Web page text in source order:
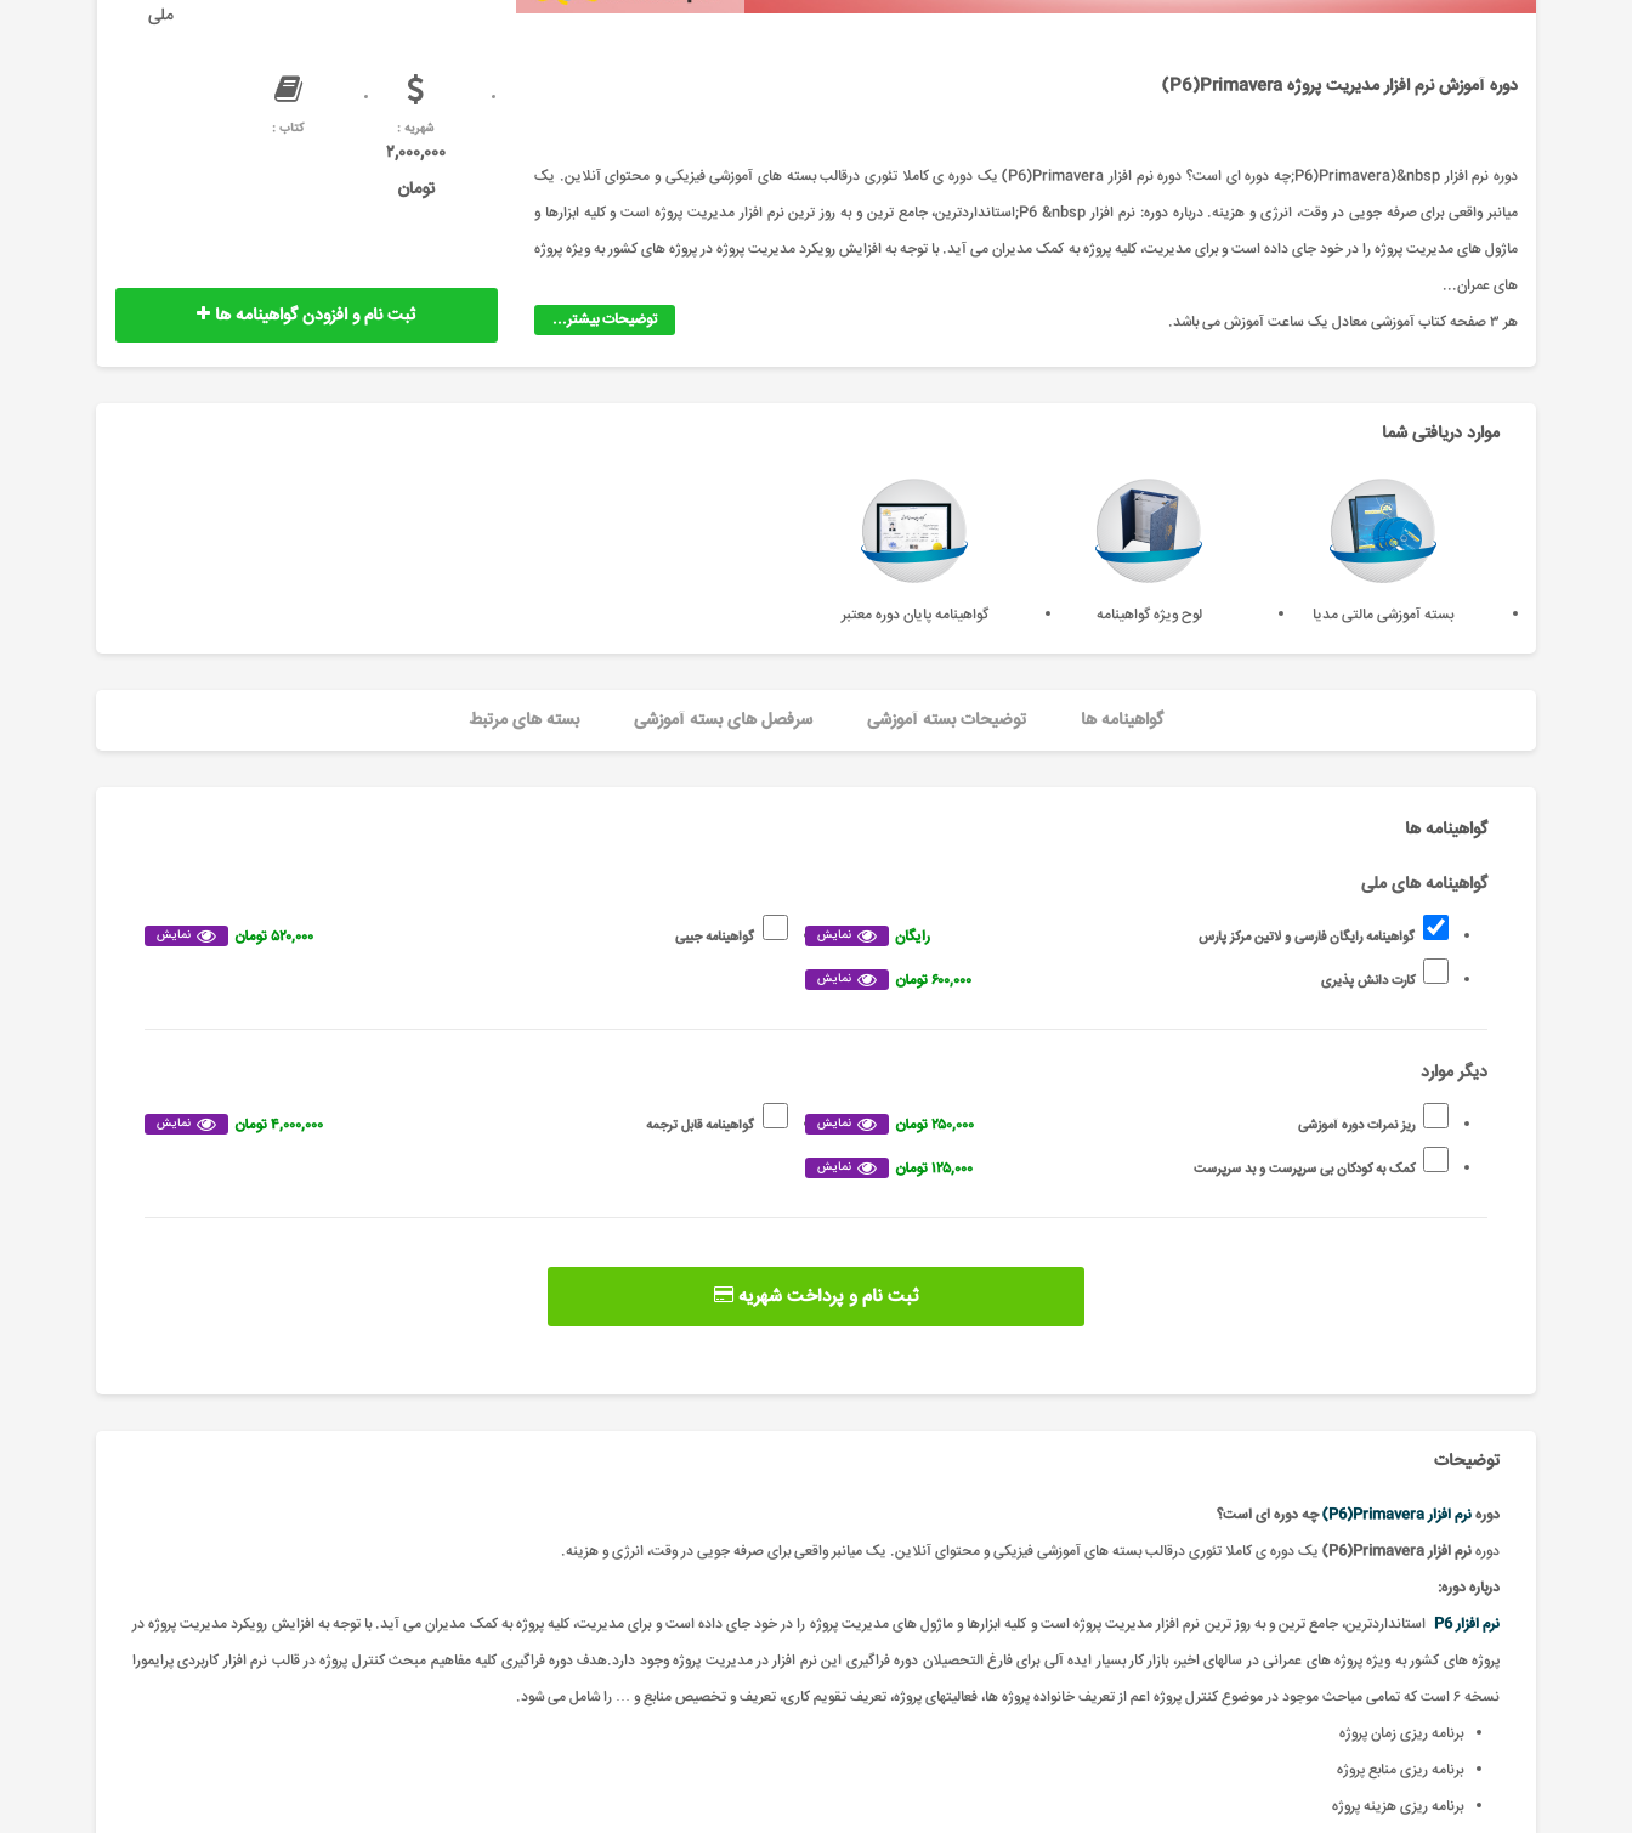
دوره آموزش نرم افزار مدیریت پروژه P6)Primavera)
دوره نرم افزار P6)Primavera)&nbsp;چه دوره ای است؟ دوره نرم افزار P6)Primavera) یک دوره ی کاملا تئوری درقالب بسته های آموزشی فیزیکی و محتوای آنلاین. یک
میانبر واقعی برای صرفه جویی در وقت، انرژی و هزینه. درباره دوره: نرم افزار P6 &nbsp;استانداردترین، جامع ترین و به روز ترین نرم افزار مدیریت پروژه است و کلیه ابزارها و
ماژول های مدیریت پروژه را در خود جای داده است و برای مدیریت، کلیه پروژه به کمک مدیران می آید. با توجه به افزایش رویکرد مدیریت پروژه در پروژه های کشور به ویژه پروژه
های عمران...
توضیحات بیشتر...
هر ۳ صفحه کتاب آموزشی معادل یک ساعت آموزش می باشد.
ملی
شهریه :
۲,۰۰۰,۰۰۰
تومان
کتاب :
ثبت نام و افزودن گواهینامه ها
موارد دریافتی شما
بسته آموزشی مالتی مدیا لوح ویژه گواهینامه گواهینامه پایان دوره معتبر
گواهینامه ها توضیحات بسته آموزشی سرفصل های بسته آموزشی بسته های مرتبط
گواهینامه ها
گواهینامه های ملی
گواهینامه رایگان فارسی و لاتین مرکز پارس نمایش رایگان
کارت دانش پذیری نمایش ۶۰۰,۰۰۰ تومان
گواهینامه جیبی نمایش ۵۲۰,۰۰۰ تومان
دیگر موارد
ریز نمرات دوره آموزشی نمایش ۲۵۰,۰۰۰ تومان
کمک به کودکان بی سرپرست و بد سرپرست نمایش ۱۲۵,۰۰۰ تومان
گواهینامه قابل ترجمه نمایش ۴,۰۰۰,۰۰۰ تومان
ثبت نام و پرداخت شهریه
توضیحات
دورهنرم افزار P6)Primavera)
چه دوره ای است؟
دورهنرم افزار P6)Primavera) یک دوره ی کاملا تئوری درقالب بسته های آموزشی فیزیکی و محتوای آنلاین. یک میانبر واقعی برای صرفه جویی در وقت، انرژی و هزینه.
درباره دوره:
نرم افزار P6
استانداردترین، جامع ترین و به روز ترین نرم افزار مدیریت پروژه است و کلیه ابزارها و ماژول های مدیریت پروژه را در خود جای داده است و برای مدیریت، کلیه پروژه به کمک مدیران می آید. با توجه به افزایش رویکرد مدیریت پروژه در
پروژه های کشور به ویژه پروژه های عمرانی در سالهای اخیر، بازار کار بسیار ایده آلی برای فارغ التحصیلان دوره فراگیری این نرم افزار در مدیریت پروژه وجود دارد.هدف دوره فراگیری کلیه مفاهیم مبحث کنترل پروژه در قالب نرم افزار کاربردی پرایمورا
نسخه ۶ است که تمامی مباحث موجود در موضوع کنترل پروژه اعم از تعریف خانواده پروژه ها، فعالیتهای پروژه، تعریف تقویم کاری، تعریف و تخصیص منابع و … را شامل می شود.
برنامه ریزی زمان پروژه
برنامه ریزی منابع پروژه
برنامه ریزی هزینه پروژه